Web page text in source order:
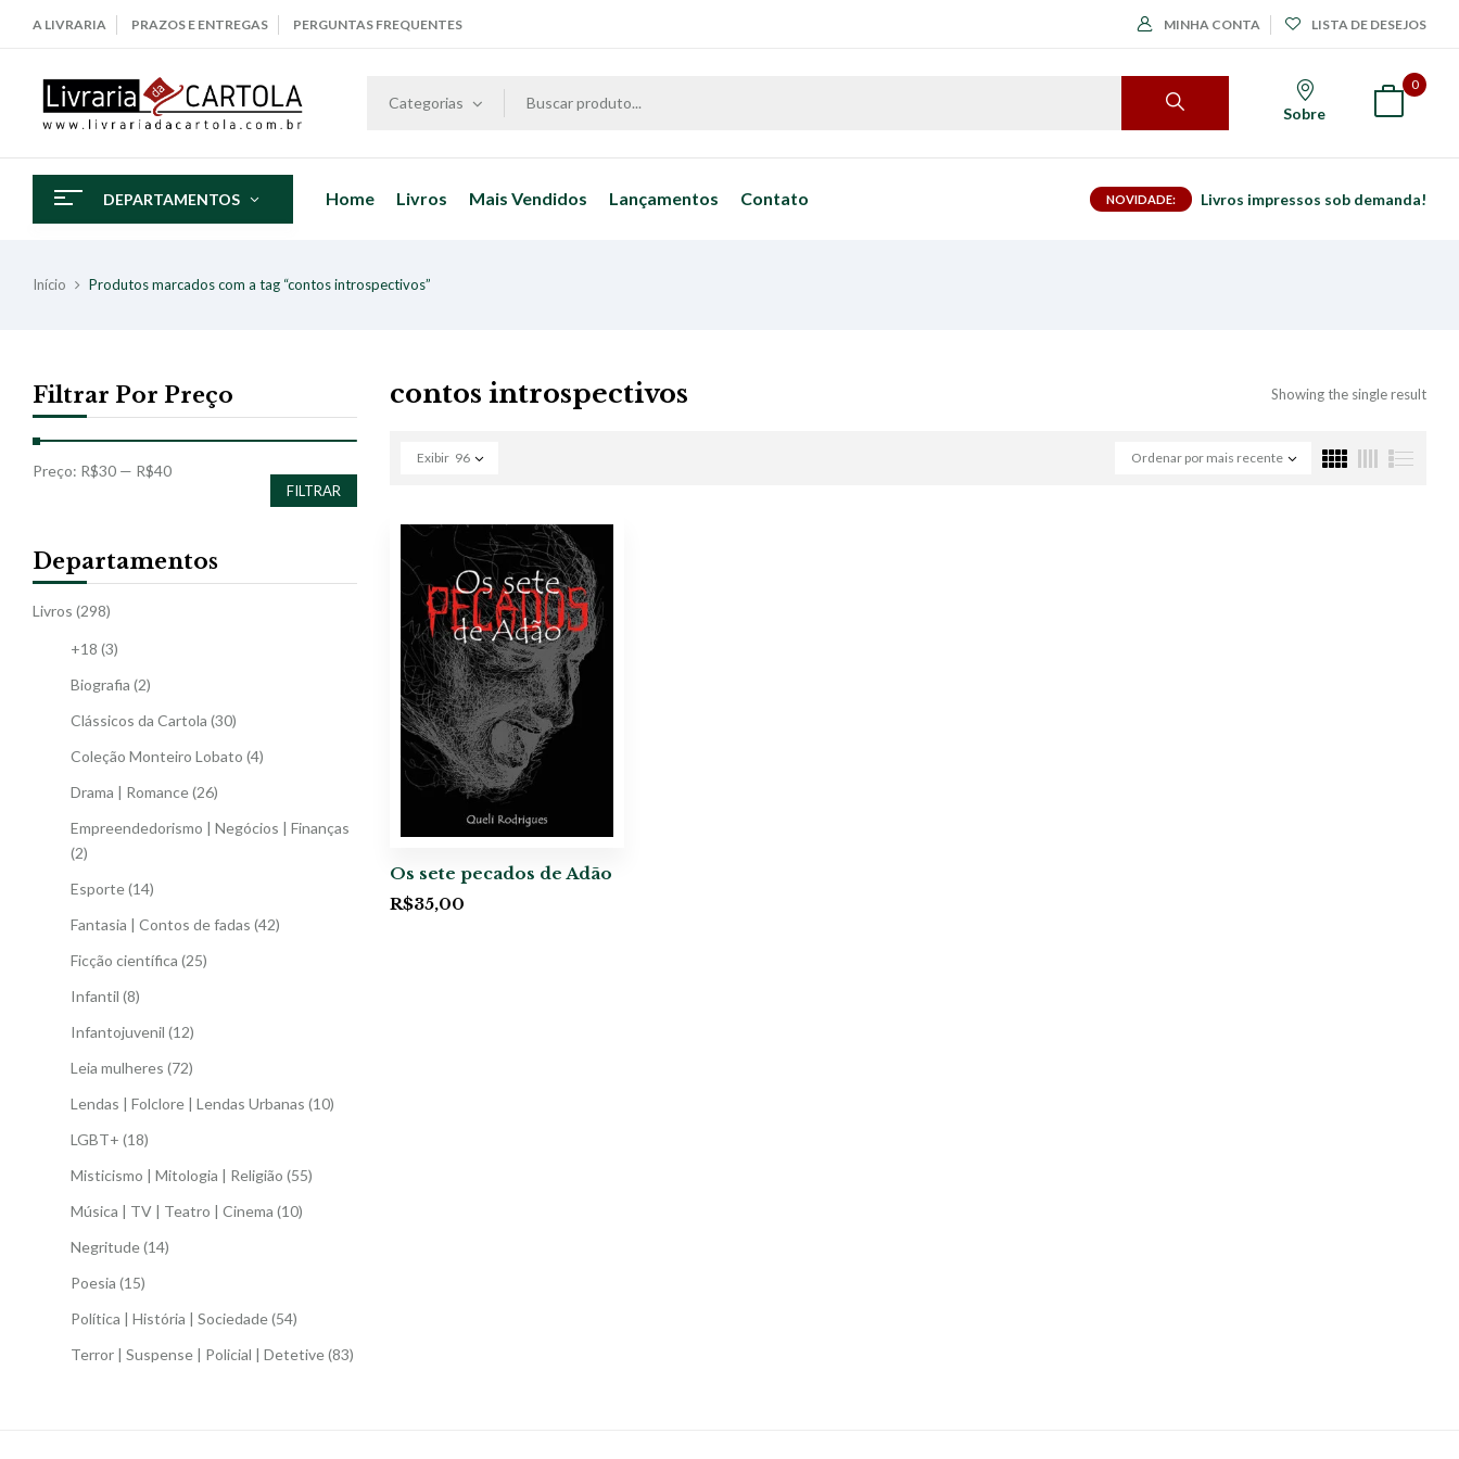
A LIVRARIA PRAZOS E ENTREGAS PERGUNTAS FREQUENTES MINHA CONTA LISTA DE DESEJOS
Categorias
Sobre
0
DEPARTAMENTOS Home Livros Mais Vendidos Lançamentos Contato NOVIDADE: Livros impressos sob demanda!
Início Produtos marcados com a tag “contos introspectivos”
Filtrar Por Preço
FILTRAR
Preço: R$30 — R$40
Departamentos
Livros (298)
+18 (3)
Biografia (2)
Clássicos da Cartola (30)
Coleção Monteiro Lobato (4)
Drama | Romance(26)
Empreendedorismo | Negócios | Finanças
(2)
Esporte(14)
Fantasia | Contos de fadas (42)
Ficção científica (25)
Infantil (8)
Infantojuvenil (12)
Leia mulheres (72)
Lendas | Folclore | Lendas Urbanas (10)
LGBT+ (18)
Misticismo | Mitologia | Religião (55)
Música | TV | Teatro | Cinema (10)
Negritude(14)
Poesia (15)
Política | História | Sociedade(54)
Terror | Suspense | Policial | Detetive(83)
contos introspectivos Showing the single result
Ordenar por mais recente
Exibir 96
Os sete pecados de Adão
R$35,00